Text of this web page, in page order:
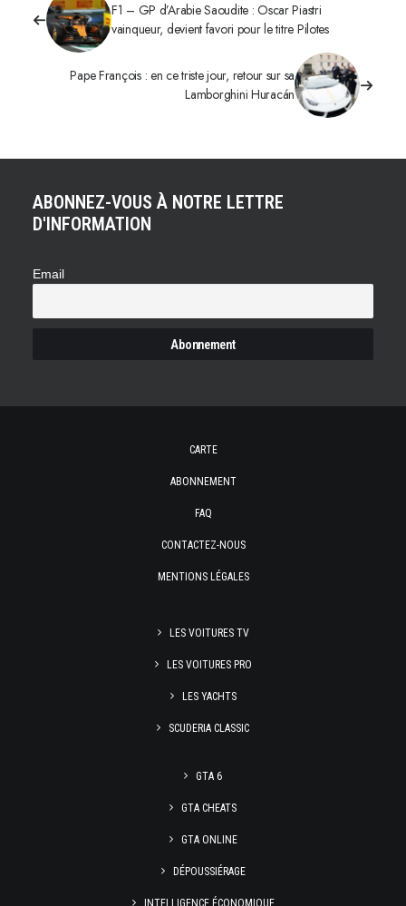
F1 – GP d’Arabie Saoudite : Oscar Piastri
vainqueur, devient favori pour le titre Pilotes
Pape François : en ce triste jour, retour sur sa
Lamborghini Huracán
ABONNEZ-VOUS À NOTRE LETTRE
D'INFORMATION
Email
CARTE
ABONNEMENT
FAQ
CONTACTEZ-NOUS
MENTIONS LÉGALES
LES VOITURES TV
LES VOITURES PRO
LES YACHTS
SCUDERIA CLASSIC
GTA 6
GTA CHEATS
GTA ONLINE
DÉPOUSSIÉRAGE
INTELLIGENCE ÉCONOMIQUE